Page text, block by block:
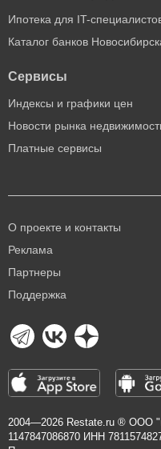
Ипотека для IT-
Каталог банков
Сервисы
Индексы и графики цен
Новости рынка
Платные сервисы
О проекте и контакты
Реклама
Партнеры
Поддержка
2004—2026 Restate.ru ® ООО
1147847086870 ИНН